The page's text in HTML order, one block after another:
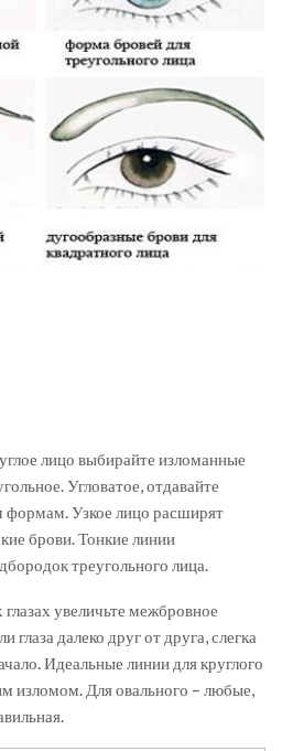
лицо выбирайте изломанные
Угловатое, отдавайте
формам. Узкое лицо расширят
брови. Тонкие линии
треугольного лица.
увеличьте межбровное
глаза далеко друг от друга, слегка
Идеальные линии для круглого
изломом. Для овального – любые,